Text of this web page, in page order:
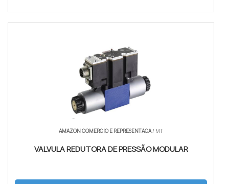
AMAZON COMERCIO E REPRESENTACA/ MT
VALVULA REDUTORA DE PRESSÃO MODULAR